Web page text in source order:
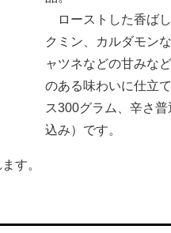
ローストした香ばし
クミン、カルダモン
ャツネなどの甘みな
のある味わいに仕立
ス300グラム、辛さ
込み）です。
す。